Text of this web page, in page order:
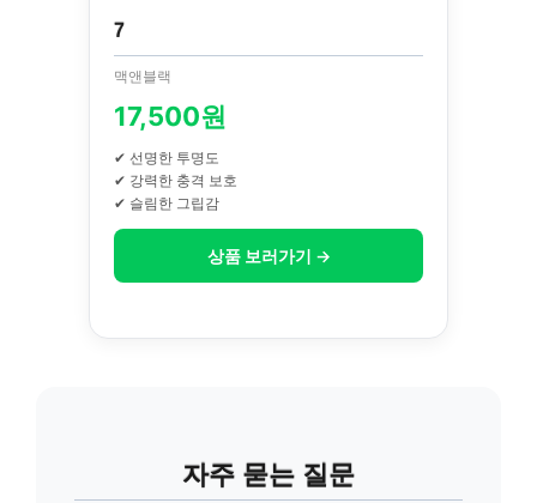
7
맥앤블랙
17,500원
✔ 선명한 투명도
✔ 강력한 충격 보호
✔ 슬림한 그립감
상품 보러가기 →
자주 묻는 질문